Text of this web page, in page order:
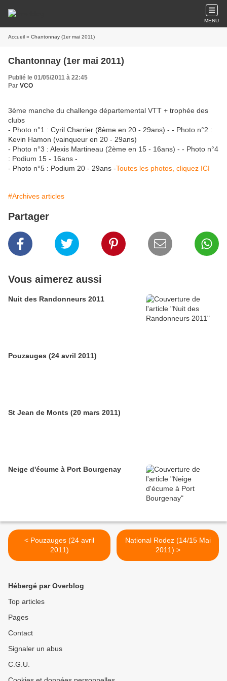
MENU
Accueil » Chantonnay (1er mai 2011)
Chantonnay (1er mai 2011)
Publié le 01/05/2011 à 22:45
Par VCO
3ème manche du challenge départemental VTT + trophée des
clubs
- Photo n°1 : Cyril Charrier (8ème en 20 - 29ans) - - Photo n°2 :
Kevin Hamon (vainqueur en 20 - 29ans)
- Photo n°3 : Alexis Martineau (2ème en 15 - 16ans) - - Photo n°4
: Podium 15 - 16ans -
- Photo n°5 : Podium 20 - 29ans -Toutes les photos, cliquez ICI
#Archives articles
Partager
Vous aimerez aussi
Nuit des Randonneurs 2011
Pouzauges (24 avril 2011)
St Jean de Monts (20 mars 2011)
Neige d'écume à Port Bourgenay
< Pouzauges (24 avril
2011)
National Rodez (14/15 Mai
2011) >
Hébergé par Overblog
Top articles
Pages
Contact
Signaler un abus
C.G.U.